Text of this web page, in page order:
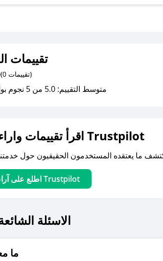
تقييمات
(0 تقييمات)
متوسط التقييم: 5.0 من 5 نجوم بواسطة 0 مستخدمين
اقرأ تقييمات واراء العملاء على Trustpilot
اطلع على آراء عملائنا على Trustpilot
الاسئلة
ما